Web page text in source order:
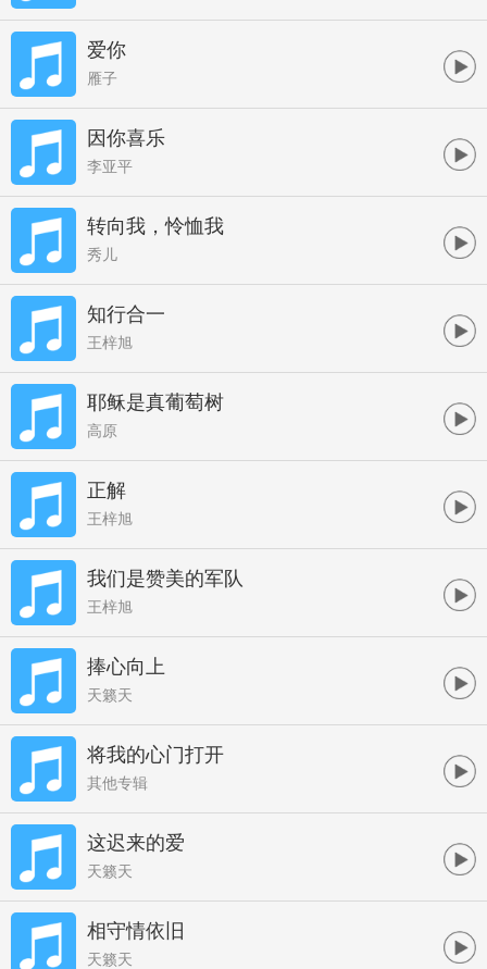
爱你
雁子
因你喜乐
李亚平
转向我，怜恤我
秀儿
知行合一
王梓旭
耶稣是真葡萄树
高原
正解
王梓旭
我们是赞美的军队
王梓旭
捧心向上
天籁天
将我的心门打开
其他专辑
这迟来的爱
天籁天
相守情依旧
天籁天